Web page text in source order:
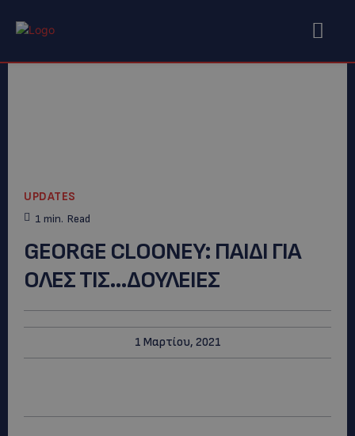
UPDATES
1 min. Read
GEORGE CLOONEY: ΠΑΙΔΙ ΓΙΑ
ΟΛΕΣ ΤΙΣ…ΔΟΥΛΕΙΕΣ
1 Μαρτίου, 2021